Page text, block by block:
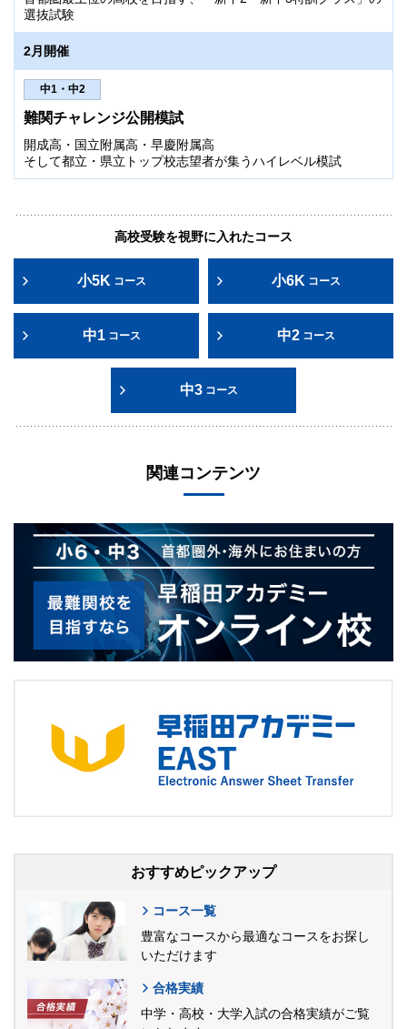
選抜試験
2月開催
中1・中2
難関チャレンジ公開模試
開成高・国立附属高・早慶附属高
そして都立・県立トップ校志望者が集うハイレベル模試
高校受験を視野に入れたコース
小5K コース 小6K コース
中1コース 中2コース
中3コース
関連コンテンツ
おすすめピックアップ
コース一覧
豊富なコースから最適なコースをお探し
いただけます
合格実績
中学・高校・大学入試の合格実績がご覧